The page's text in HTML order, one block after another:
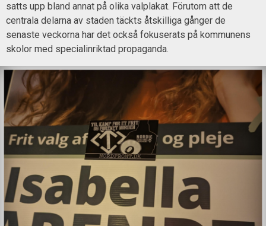
satts upp bland annat på olika valplakat. Förutom att de
centrala delarna av staden täckts åtskilliga gånger de
senaste veckorna har det också fokuserats på kommunens
skolor med specialinriktad propaganda.